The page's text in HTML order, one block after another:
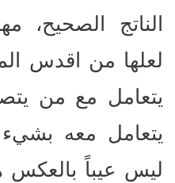
الناتج الصحيح،
لعلها من اقدس
يتعامل مع من
يتعامل معه
ليس عيباً